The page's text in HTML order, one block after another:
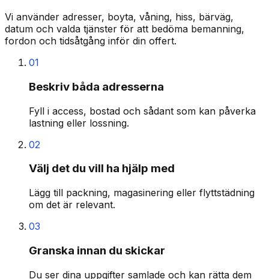
Vi använder adresser, boyta, våning, hiss, bärväg,
datum och valda tjänster för att bedöma bemanning,
fordon och tidsåtgång inför din offert.
01
Beskriv båda adresserna
Fyll i access, bostad och sådant som kan påverka
lastning eller lossning.
02
Välj det du vill ha hjälp med
Lägg till packning, magasinering eller flyttstädning
om det är relevant.
03
Granska innan du skickar
Du ser dina uppgifter samlade och kan rätta dem